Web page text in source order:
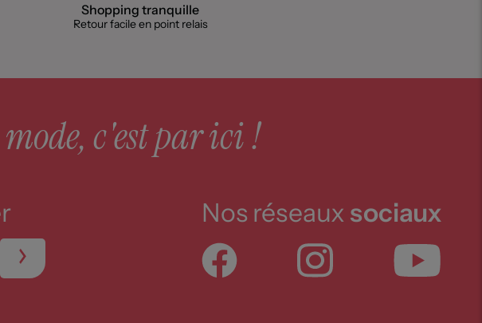
Shopping tranquille
Retour facile en point relais
c'est par ici !
Nos réseaux sociaux